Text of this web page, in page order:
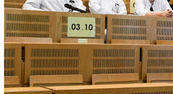
Kollegen aus und
lassen Sie sich von
der gelebten
Pflegewissenschaft
begeistern – ganz
unverbindlich und
ohne Anmeldung.